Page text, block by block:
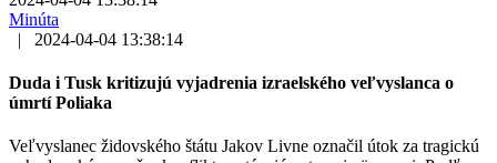
Minúta
|
2024-04-04 13:38:14
Duda i Tusk kritizujú vyjadrenia izraelského veľvyslanca o
úmrtí Poliaka
Veľvyslanec židovského štátu Jakov Livne označil útok za tragickú